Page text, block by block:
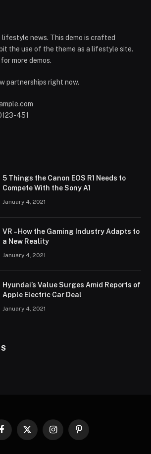
news. This demo is crafted
the use of the theme as a lifestyle site.
more demos.
partnerships right now.
451
5 Things the Canon EOS R1 Needs to
Compete With the Sony A1
January 4, 2021
VR – How the Gaming Industry Adapts to
a New Reality
January 4, 2021
Hyundai’s Value Surges Amid Reports of
Apple Electric Car Deal
January 4, 2021
Facebook
X
InstagramPinterest